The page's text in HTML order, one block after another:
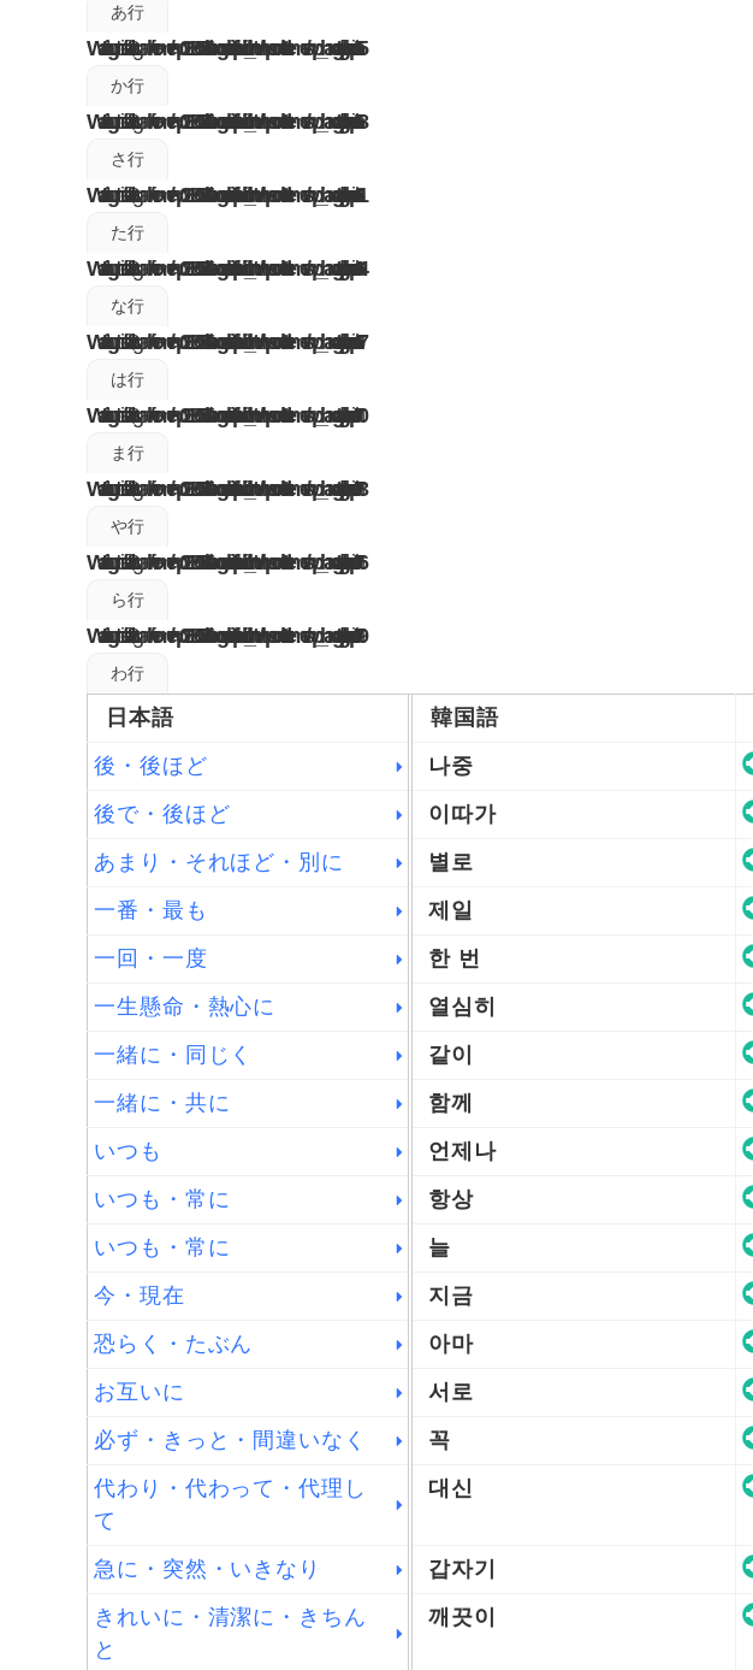
あ行
Warning: Undefined variable $tagname in/home/wp02180505/hangul-note.info/public_html/wp-content/themes/wp_hangul/tag.php55
か行
Warning: Undefined variable $tagname in/home/wp02180505/hangul-note.info/public_html/wp-content/themes/wp_hangul/tag.php58
さ行
Warning: Undefined variable $tagname in/home/wp02180505/hangul-note.info/public_html/wp-content/themes/wp_hangul/tag.php61
た行
Warning: Undefined variable $tagname in/home/wp02180505/hangul-note.info/public_html/wp-content/themes/wp_hangul/tag.php64
な行
Warning: Undefined variable $tagname in/home/wp02180505/hangul-note.info/public_html/wp-content/themes/wp_hangul/tag.php67
は行
Warning: Undefined variable $tagname in/home/wp02180505/hangul-note.info/public_html/wp-content/themes/wp_hangul/tag.php70
ま行
Warning: Undefined variable $tagname in/home/wp02180505/hangul-note.info/public_html/wp-content/themes/wp_hangul/tag.php73
や行
Warning: Undefined variable $tagname in/home/wp02180505/hangul-note.info/public_html/wp-content/themes/wp_hangul/tag.php76
ら行
Warning: Undefined variable $tagname in/home/wp02180505/hangul-note.info/public_html/wp-content/themes/wp_hangul/tag.php79
わ行
日本語 韓国語
後・後ほど
나중
後で・後ほど 이따가
あまり・それほど・別に 별로
一番・最も 제일
一回・一度 한 번
一生懸命・熱心に 열심히
一緒に・同じく 같이
一緒に・共に 함께
いつも 언제나
いつも・常に 항상
いつも・常に 늘
今・現在 지금
恐らく・たぶん 아마
お互いに 서로
必ず・きっと・間違いなく 꼭
代わり・代わって・代理し
て
대신
急に・突然・いきなり 갑자기
きれいに・清潔に・きちん
と
깨끗이